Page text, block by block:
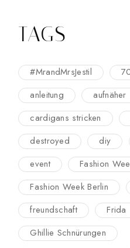
TAGS
#MrandMrsJestil
anleitung
aufnäher
cardigans stricken
destroyed
diy
event
Fashion
Fashion Week Berlin
freundschaft
Frida
Ghillie Schnürungen